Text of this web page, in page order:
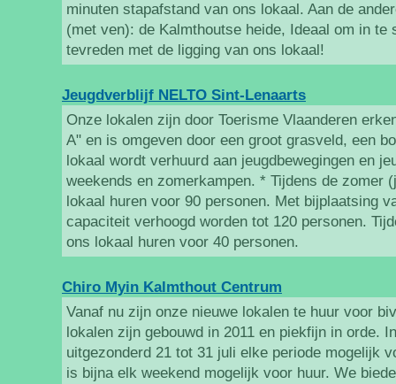
minuten stapafstand van ons lokaal. Aan de
(met ven): de Kalmthoutse heide, Ideaal om in te
tevreden met de ligging van ons lokaal!
Jeugdverblijf NELTO Sint-Lenaarts
Onze lokalen zijn door Toerisme Vlaanderen
A" en is omgeven door een groot grasveld, een
lokaal wordt verhuurd aan jeugdbewegingen en
weekends en zomerkampen. * Tijdens de zomer
lokaal huren voor 90 personen. Met bijplaatsing
capaciteit verhoogd worden tot 120 personen.
ons lokaal huren voor 40 personen.
Chiro Myin Kalmthout Centrum
Vanaf nu zijn onze nieuwe lokalen te huur voor
lokalen zijn gebouwd in 2011 en piekfijn in orde.
uitgezonderd 21 tot 31 juli elke periode mogelijk
is bijna elk weekend mogelijk voor huur. We